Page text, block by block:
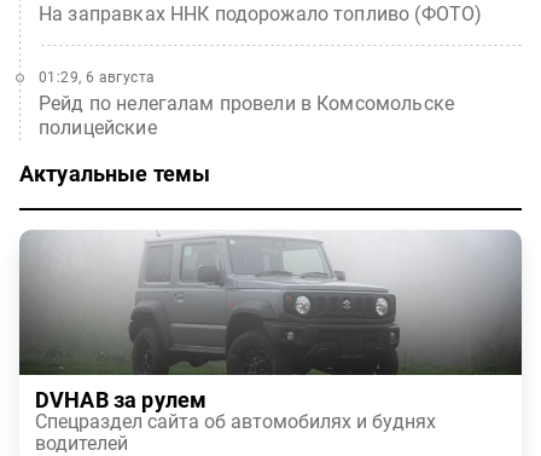
На заправках ННК подорожало топливо (ФОТО)
Рейд по нелегалам провели в Комсомольске
полицейские
01:29, 6 августа
Актуальные темы
DVHAB за рулем
Спецраздел сайта об автомобилях и буднях
водителей